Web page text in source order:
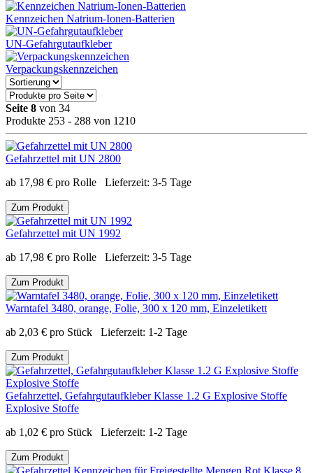
Kennzeichen Natrium-Ionen-Batterien
UN-Gefahrgutaufkleber
Verpackungskennzeichen
Seite 8 von 34
Produkte 253 - 288 von 1210
Gefahrzettel mit UN 2800
ab 17,98 € pro Rolle Lieferzeit: 3-5 Tage
Zum Produkt
Gefahrzettel mit UN 1992
ab 17,98 € pro Rolle Lieferzeit: 3-5 Tage
Zum Produkt
Warntafel 3480, orange, Folie, 300 x 120 mm, Einzeletikett
ab 2,03 € pro Stück Lieferzeit: 1-2 Tage
Zum Produkt
Gefahrzettel, Gefahrgutaufkleber Klasse 1.2 G Explosive Stoffe
Explosive Stoffe
ab 1,02 € pro Stück Lieferzeit: 1-2 Tage
Zum Produkt